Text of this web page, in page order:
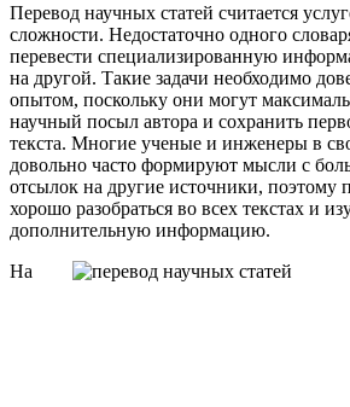
Перевод научных статей считается
сложности. Недостаточно одного
перевести специализированную
на другой. Такие задачи необходимо
опытом, поскольку они могут
научный посыл автора и сохранить
текста. Многие ученые и инженеры в
довольно часто формируют мысли с
отсылок на другие источники, поэтому
хорошо разобраться во всех текстах и
дополнительную информацию.
На